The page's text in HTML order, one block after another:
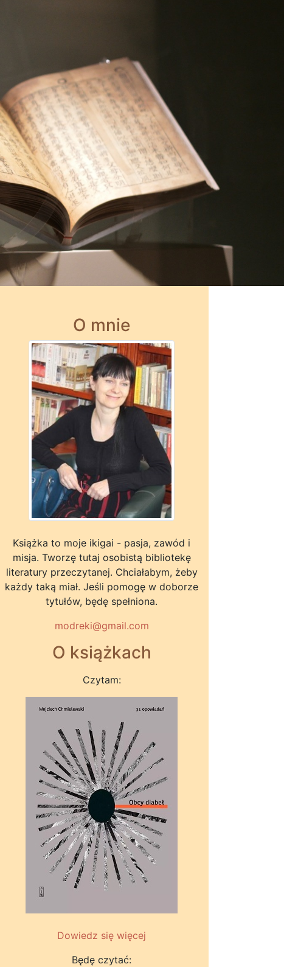
O mnie
Książka to moje ikigai - pasja, zawód i
misja. Tworzę tutaj osobistą bibliotekę
literatury przeczytanej. Chciałabym, żeby
każdy taką miał. Jeśli pomogę w doborze
tytułów, będę spełniona.
modreki@gmail.com
O książkach
Czytam:
Dowiedz się więcej
Będę czytać: